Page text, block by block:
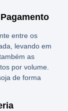
entre os
levando em
as
por volume.
de forma